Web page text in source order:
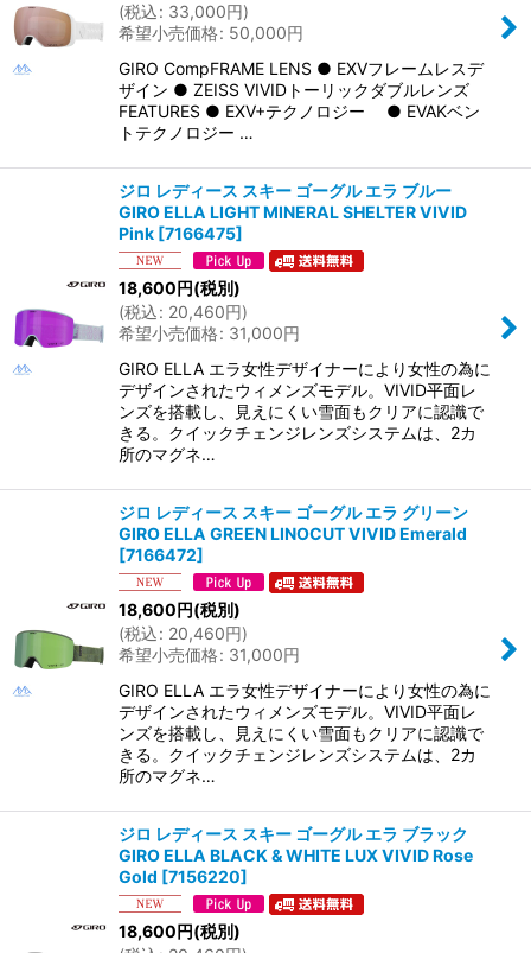
(税込: 33,000円)
希望小売価格: 50,000円
GIRO CompFRAME LENS ● EXVフレームレスデ
ザイン ● ZEISS VIVIDトーリックダブルレンズ
FEATURES ● EXV+テクノロジー ● EVAKベン
トテクノロジー …
ジロ レディース スキー ゴーグル エラ ブルー
GIRO ELLA LIGHT MINERAL SHELTER VIVID
Pink [7166475]
18,600円(税別)
(税込: 20,460円)
希望小売価格: 31,000円
GIRO ELLA エラ女性デザイナーにより女性の為に
デザインされたウィメンズモデル。VIVID平面レ
ンズを搭載し、見えにくい雪面もクリアに認識で
きる。クイックチェンジレンズシステムは、2カ
所のマグネ…
ジロ レディース スキー ゴーグル エラ グリーン
GIRO ELLA GREEN LINOCUT VIVID Emerald
[7166472]
18,600円(税別)
(税込: 20,460円)
希望小売価格: 31,000円
GIRO ELLA エラ女性デザイナーにより女性の為に
デザインされたウィメンズモデル。VIVID平面レ
ンズを搭載し、見えにくい雪面もクリアに認識で
きる。クイックチェンジレンズシステムは、2カ
所のマグネ…
ジロ レディース スキー ゴーグル エラ ブラック
GIRO ELLA BLACK & WHITE LUX VIVID Rose
Gold [7156220]
18,600円(税別)